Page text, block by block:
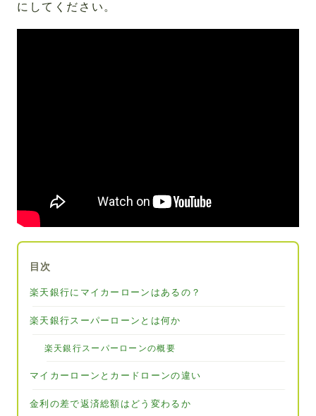
にしてください。
目次
楽天銀行にマイカーローンはあるの？
楽天銀行スーパーローンとは何か
楽天銀行スーパーローンの概要
マイカーローンとカードローンの違い
金利の差で返済総額はどう変わるか